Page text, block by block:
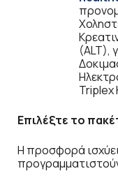
(ALT),
Triplex
Επιλέξτε το
Η προσφορά